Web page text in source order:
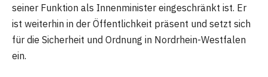
seiner Funktion als Innenminister eingeschränkt ist. Er
ist weiterhin in der Öffentlichkeit präsent und setzt sich
für die Sicherheit und Ordnung in Nordrhein-Westfalen
ein.